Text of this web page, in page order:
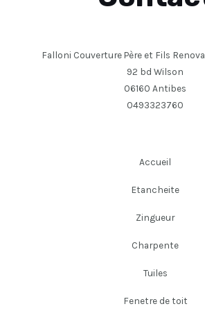
Falloni Couverture Père et Fils
92 bd Wilson
06160 Antibes
0493323760
Accueil
Etancheite
Zingueur
Charpente
Tuiles
Fenetre de toit